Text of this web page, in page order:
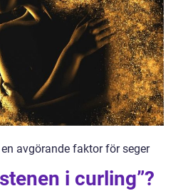
avgörande faktor för seger
i curling”?